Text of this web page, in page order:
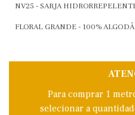
NV25 - SARJA
FLORAL GRANDE - 100%
Para comprar 1
selecionar a